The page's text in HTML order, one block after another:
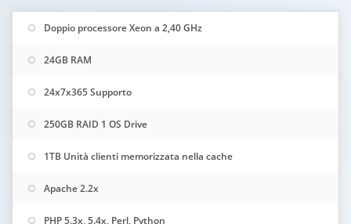
Doppio processore Xeon a 2,40 GHz
24GB RAM
24x7x365 Supporto
250GB RAID 1 OS Drive
1TB Unità clienti memorizzata nella cache
Apache 2.2x
PHP 5.3x, 5.4x, Perl, Python